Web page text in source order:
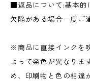
■返品について:基本的
欠陥がある場合一度ご
※商品に直接インクを
よって発色が異なり
め、印刷物と色の相違